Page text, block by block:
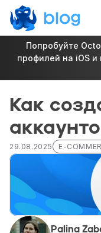
Попробуйте
профилей на iOS и
Как
29.08.2025 E-
Palina